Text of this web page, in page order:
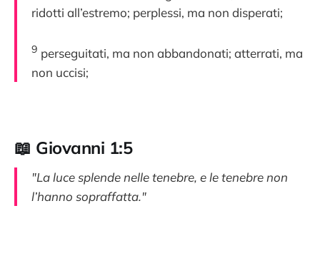
ridotti all’estremo; perplessi, ma non disperati;
9 perseguitati, ma non abbandonati; atterrati, ma
non uccisi;
📖 Giovanni 1:5
"La luce splende nelle tenebre, e le tenebre non
l’hanno sopraffatta."